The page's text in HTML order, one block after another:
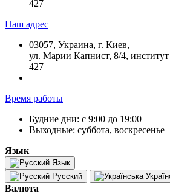
427
Наш адрес
03057, Украина, г. Киев,
ул. Марии Капнист, 8/4,
427
Время работы
Будние дни: с 9:00 до 19:00
Выходные: суббота, воскресенье
Язык
Язык
Русский
Валюта